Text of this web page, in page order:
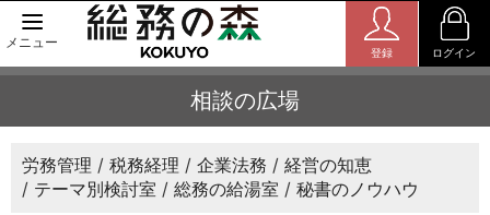
メニュー
登録 ログイン
相談の広場
労務管理 税務経理 企業法務
経営の知恵
テーマ別検討室
総務の給湯室 秘書のノウハウ